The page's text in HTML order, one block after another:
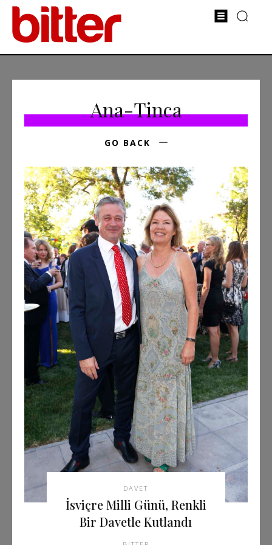
Ana-Tinca
GO BACK
DAVET
İsviçre Milli Günü, Renkli
Bir Davetle Kutlandı